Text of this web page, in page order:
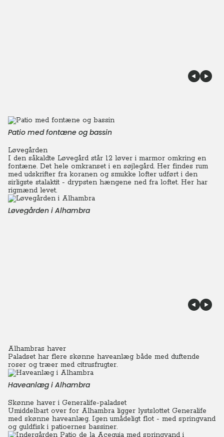
Patio med fontæne og bassin
Løvegården
I den såkaldte Løvegård står 12 løver i marmor omkring en
fontæne. Det hele omkranset i en søjlegård. Her findes rum
med udskrifter fra koranen og smukke lofter udført i den
sirligste stalaktit - drypsten hængene ned fra loftet. Her har
rigmænd levet.
Løvegården i Alhambra
Alhambras haver
Paladset har flere skønne haveanlæg både med duftende
roser og træer med citrusfrugter.
Haveanlæg i Alhambra
Skønne haver i Generalife-paladset
Umiddelbart over for Alhambra ligger lystslottet Generalife
med skønne haveanlæg. Igen umådeligt flot - med springvand
og guldfisk i patioernes bassiner.